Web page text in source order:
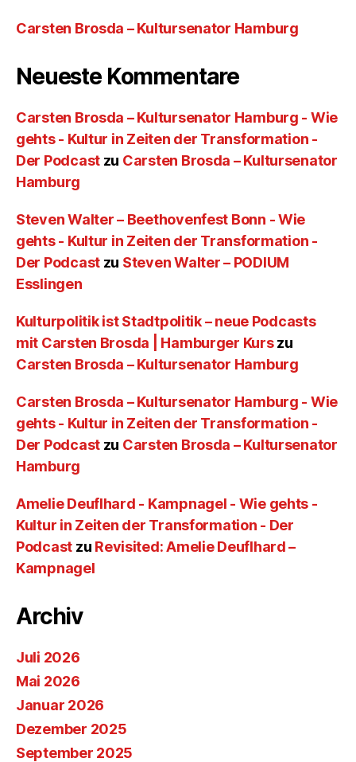
Carsten Brosda – Kultursenator Hamburg
Neueste Kommentare
Carsten Brosda – Kultursenator Hamburg - Wie
gehts - Kultur in Zeiten der Transformation -
Der Podcast zu Carsten Brosda – Kultursenator
Hamburg
Steven Walter – Beethovenfest Bonn - Wie
gehts - Kultur in Zeiten der Transformation -
Der Podcast zu Steven Walter – PODIUM
Esslingen
Kulturpolitik ist Stadtpolitik – neue Podcasts
mit Carsten Brosda | Hamburger Kurszu
Carsten Brosda – Kultursenator Hamburg
Carsten Brosda – Kultursenator Hamburg - Wie
gehts - Kultur in Zeiten der Transformation -
Der Podcast zu Carsten Brosda – Kultursenator
Hamburg
Amelie Deuflhard - Kampnagel - Wie gehts -
Kultur in Zeiten der Transformation - Der
Podcast zu Revisited: Amelie Deuflhard –
Kampnagel
Archiv
Juli 2026
Mai 2026
Januar 2026
Dezember 2025
September 2025